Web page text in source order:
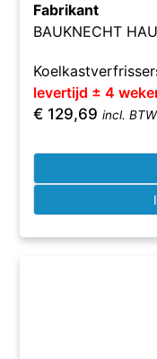
Fabrikant
BAUKNECHT
levertijd ± 4
€ 129,69 incl. BTW